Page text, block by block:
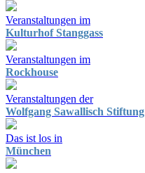
Veranstaltungen im
Kulturhof Stanggass
Veranstaltungen im
Rockhouse
Veranstaltungen der
Wolfgang Sawallisch Stiftung
Das ist los in
München